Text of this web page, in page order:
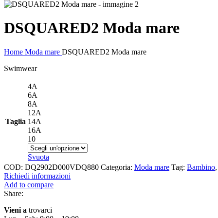
DSQUARED2 Moda mare
Home Moda mare DSQUARED2 Moda mare
Swimwear
Taglia
4A
6A
8A
12A
14A
16A
10
Svuota
COD: DQ2902D000VDQ880 Categoria: Moda mare Tag: Bambino,
Richiedi informazioni
Add to compare
Share:
Vieni a trovarci